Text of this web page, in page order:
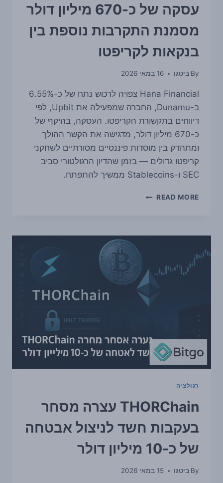
עסקה של כ-670 מיליון דולר
מסמנת התקרבות נוספת בין
בנקאות לקריפטו
By ביטגו 16 במאי 2026
Hana Financial צפויה לרכוש נתח של כ-6.55%
ב-Dunamu, החברה שמפעילה את Upbit, לפי
דיווחים בתקשורת הקריפטו. העסקה, בהיקף של
כ-670 מיליון דולר, מדגישה את הקשר ההולך
ומתהדק בין מוסדות פיננסיים מסורתיים לשחקני
קריפטו גדולים — בזמן שהדיון הרגולטורי סביב
SEC ו-Stablecoins ממשיך להתפתח.
READ MORE
HANA
DUNAMU,
מפעילת
עסקה
כ-670
מיליון
נוספת
בין
רגולציה
THORChain עצרה מסחר
בעקבות חשד לניצול אבטחה
של כ-10 מיליון דולר
By ביטגו 15 במאי 2026